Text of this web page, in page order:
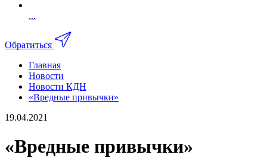
...
Обратиться
Главная
Новости
Новости КДН
«Вредные привычки»
19.04.2021
«Вредные привычки»